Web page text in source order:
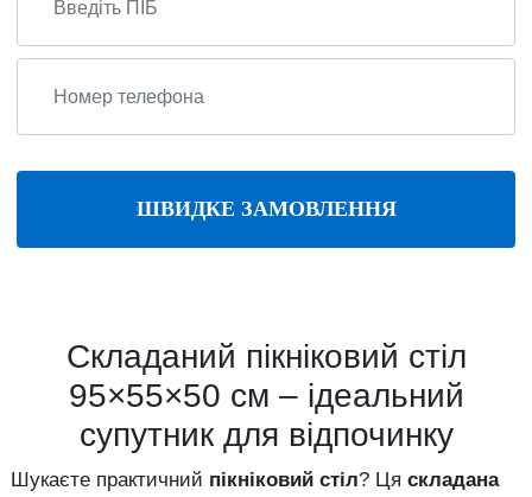
ШВИДКЕ ЗАМОВЛЕННЯ
Складаний пікніковий стіл
95×55×50 см – ідеальний
супутник для відпочинку
Шукаєте практичний пікніковий стіл? Ця складана